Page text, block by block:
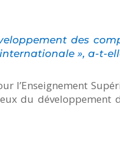
des
», a-t-
l’Enseignement
du développement